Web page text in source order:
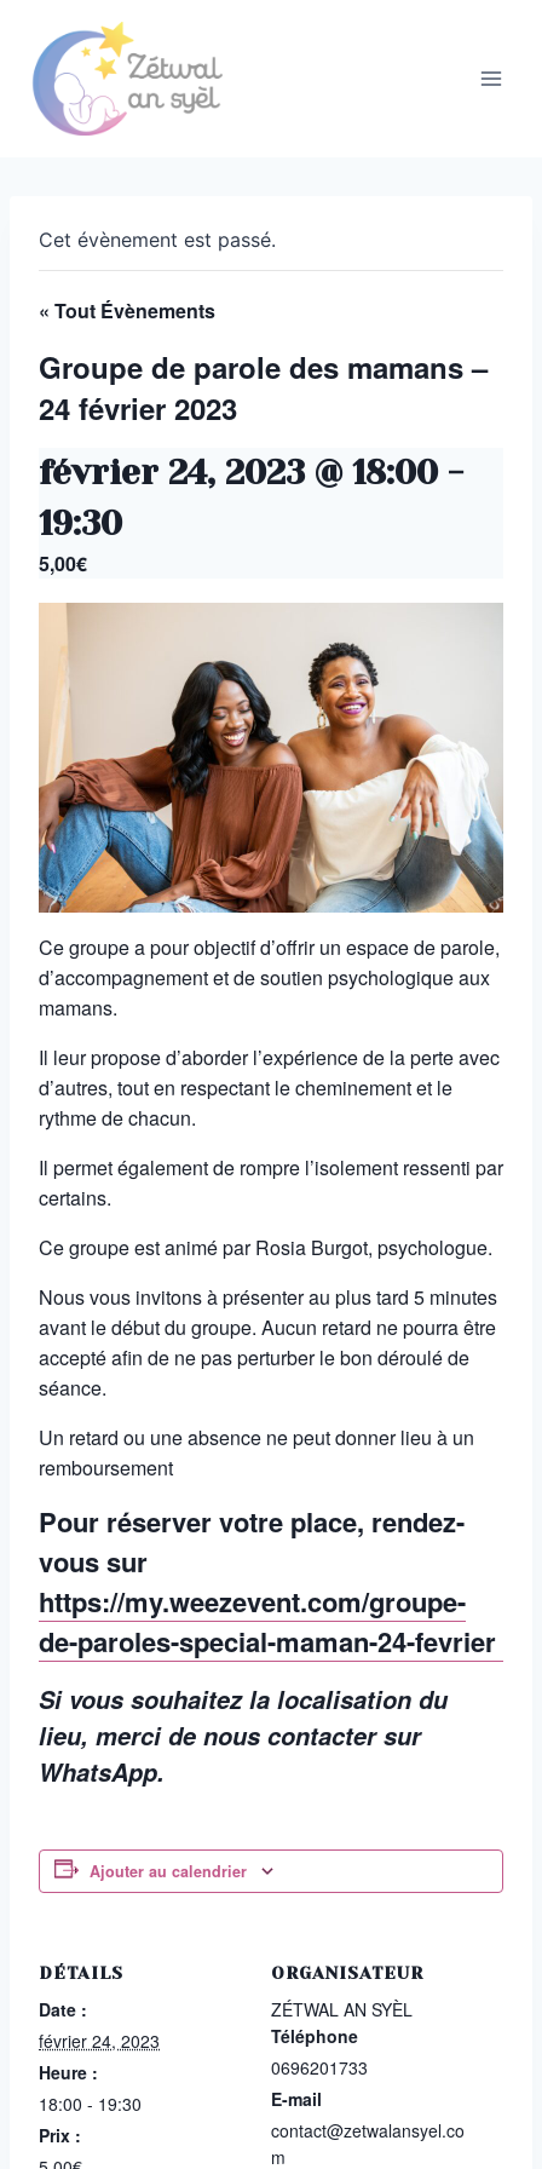
contenu
Cet évènement est passé.
« Tout Évènements
Groupe de parole des mamans –
24 février 2023
février 24, 2023 @ 18:00-
19:30
5,00€
Ce groupe a pour objectif d’offrir un espace de parole,
d’accompagnement et de soutien psychologique aux
mamans.
Il leur propose d’aborder l’expérience de la perte avec
d’autres, tout en respectant le cheminement et le
rythme de chacun.
Il permet également de rompre l’isolement ressenti par
certains.
Ce groupe est animé par Rosia Burgot, psychologue.
Nous vous invitons à présenter au plus tard 5 minutes
avant le début du groupe. Aucun retard ne pourra être
accepté afin de ne pas perturber le bon déroulé de
séance.
Un retard ou une absence ne peut donner lieu à un
remboursement
Pour réserver votre place, rendez-
vous sur
https://my.weezevent.com/groupe-
de-paroles-special-maman-24-fevrier
Si vous souhaitez la localisation du
lieu, merci de nous contacter sur
WhatsApp.
Ajouter au calendrier
DÉTAILS
Date :
février 24, 2023
Heure :
18:00 - 19:30
Prix :
ORGANISATEUR
ZÉTWAL AN SYÈL
Téléphone
0696201733
E-mail
contact@zetwalansyel.co
m